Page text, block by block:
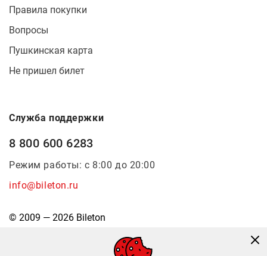
Правила покупки
Вопросы
Пушкинская карта
Не пришел билет
Служба поддержки
8 800 600 6283
Режим работы: с 8:00 до 20:00
info@bileton.ru
© 2009 — 2026 Bileton